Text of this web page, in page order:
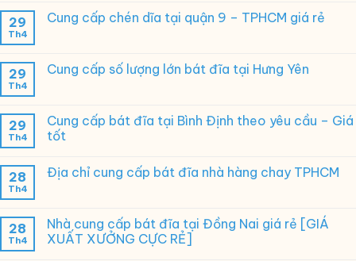
29
Th4
Cung cấp chén dĩa tại quận 9 – TPHCM giá rẻ
29
Th4
Cung cấp số lượng lớn bát đĩa tại Hưng Yên
29
Th4
Cung cấp bát đĩa tại Bình Định theo yêu cầu – Giá
tốt
28
Th4
Địa chỉ cung cấp bát đĩa nhà hàng chay TPHCM
28
Th4
Nhà cung cấp bát đĩa tại Đồng Nai giá rẻ [GIÁ
XUẤT XƯỞNG CỰC RẺ]